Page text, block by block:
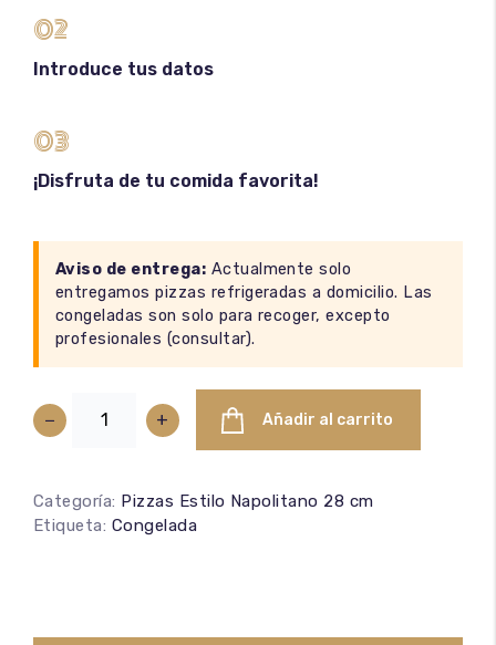
02
Introduce tus datos
03
¡Disfruta de tu comida favorita!
Aviso de entrega: Actualmente solo
entregamos pizzas refrigeradas a domicilio. Las
congeladas son solo para recoger, excepto
profesionales (consultar).
− + Añadir al carrito
Categoría: Pizzas Estilo Napolitano 28 cm
Etiqueta: Congelada